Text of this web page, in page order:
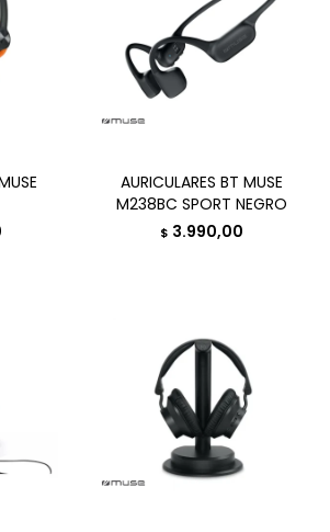
AURICULARES BT MUSE
M238BC SPORT NEGRO
$ 3.990,00